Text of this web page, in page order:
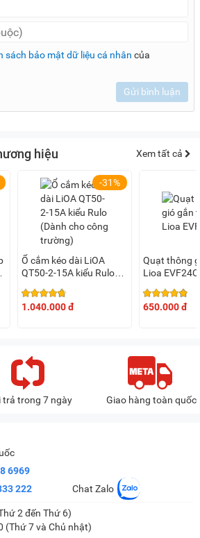
sách bảo mật dữ liệu cá nhân của
Gửi bình luận
hiệu Xem tất cả
-31%
Ổ cắm kéo dài LiOA
QT50-2-15A kiểu Rulo
1.040.000 đ
Quạt thông
Lioa
650.000 đ
trả trong 7 ngày Giao hàng toàn quốc
6969
222
Chat Zalo
2 đến Thứ 6)
(Thứ 7 và Chủ nhật)